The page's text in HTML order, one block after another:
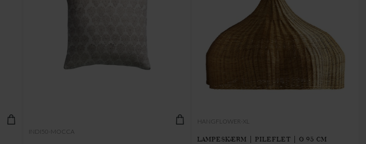
INDI50-MOCCA
HANGFLOWER-XL
LAMPESKÆRM | PILEFLET | Ø 95 CM